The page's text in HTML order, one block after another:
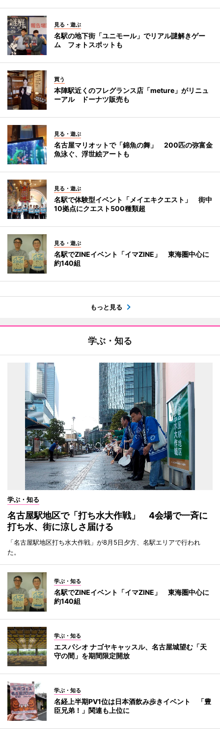
見る・遊ぶ
名駅の地下街「ユニモール」でリアル謎解きゲー
ム フォトスポットも
買う
本陣駅近くのフレグランス店「meture」がリニュ
ーアル ドーナツ販売も
見る・遊ぶ
名古屋マリオットで「錦魚の舞」 200匹の弥富金
魚泳ぐ、浮世絵アートも
見る・遊ぶ
名駅で体験型イベント「メイエキクエスト」 街中
10拠点にクエスト500種類超
見る・遊ぶ
名駅でZINEイベント「イマZINE」 東海圏中心に
約140組
もっと見る
学ぶ・知る
学ぶ・知る
名古屋駅地区で「打ち水大作戦」 4会場で一斉に
打ち水、街に涼しさ届ける
「名古屋駅地区打ち水大作戦」が8月5日夕方、名駅エリアで行われ
た。
学ぶ・知る
名駅でZINEイベント「イマZINE」 東海圏中心に
約140組
学ぶ・知る
エスパシオ ナゴヤキャッスル、名古屋城望む「天
守の間」を期間限定開放
学ぶ・知る
名経上半期PV1位は日本酒飲み歩きイベント 「豊
臣兄弟！」関連も上位に